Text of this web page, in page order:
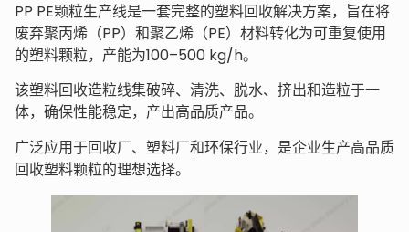
PP PE颗粒生产线是一套完整的塑料回收解决方案，旨在将
废弃聚丙烯（PP）和聚乙烯（PE）材料转化为可重复使用
的塑料颗粒，产能为100–500 kg/h。
该塑料回收造粒线集破碎、清洗、脱水、挤出和造粒于一
体，确保性能稳定，产出高品质产品。
广泛应用于回收厂、塑料厂和环保行业，是企业生产高品质
回收塑料颗粒的理想选择。